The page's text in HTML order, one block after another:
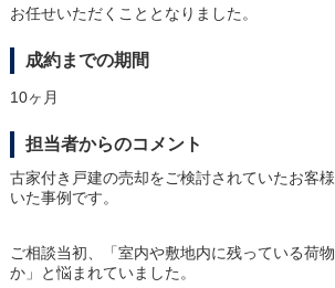
お任せいただくこととなりました。
成約までの期間
10ヶ月
担当者からのコメント
古家付き戸建の売却をご検討されていたお客
いた事例です。
ご相談当初、「室内や敷地内に残っている荷
か」と悩まれていました。